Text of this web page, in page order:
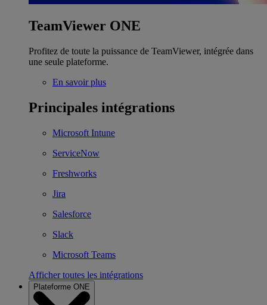
TeamViewer ONE
Profitez de toute la puissance de TeamViewer, intégrée dans
une seule plateforme.
En savoir plus
Principales intégrations
Microsoft Intune
ServiceNow
Freshworks
Jira
Salesforce
Slack
Microsoft Teams
Afficher toutes les intégrations
Plateforme ONE